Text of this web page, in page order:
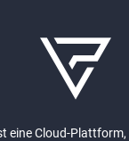
eine Cloud-